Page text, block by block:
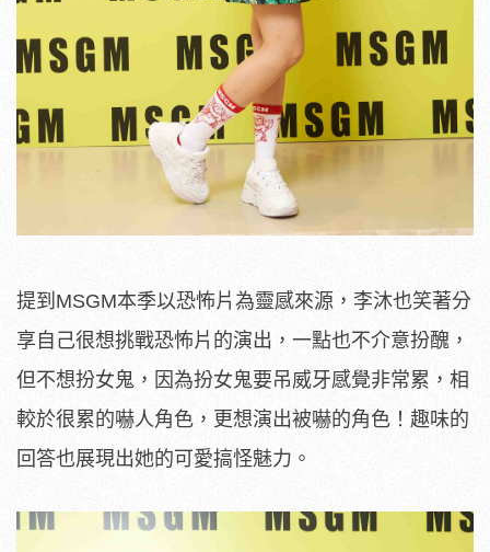
提到MSGM本季以恐怖片為靈感來源，李沐也笑著分
享自己很想挑戰恐怖片的演出，一點也不介意扮醜，
但不想扮女鬼，因為扮女鬼要吊威牙感覺非常累，相
較於很累的嚇人角色，更想演出被嚇的角色！趣味的
回答也展現出她的可愛搞怪魅力。